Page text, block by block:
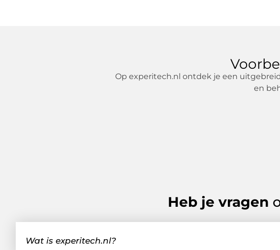
Op experitech.nl ontdek je een
en
Heb je vragen
Wat is experitech.nl?